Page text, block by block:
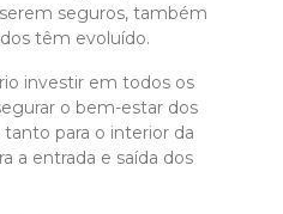
seguros, também
têm evoluído.
investir em todos os
o bem-estar dos
para o interior da
a entrada e saída dos